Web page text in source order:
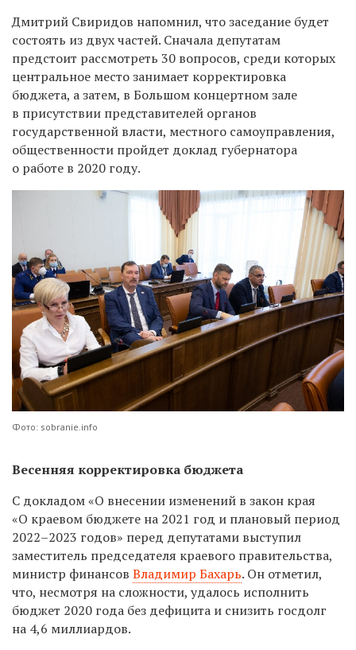
Дмитрий Свиридов напомнил, что заседание будет
состоять из двух частей. Сначала депутатам
предстоит рассмотреть 30 вопросов, среди которых
центральное место занимает корректировка
бюджета, а затем, в Большом концертном зале
в присутствии представителей органов
государственной власти, местного самоуправления,
общественности пройдет доклад губернатора
о работе в 2020 году.
Фото: sobranie.info
Весенняя корректировка бюджета
С докладом «О внесении изменений в закон края
«О краевом бюджете на 2021 год и плановый период
2022–2023 годов» перед депутатами выступил
заместитель председателя краевого правительства,
министр финансов Владимир Бахарь. Он отметил,
что, несмотря на сложности, удалось исполнить
бюджет 2020 года без дефицита и снизить госдолг
на 4,6 миллиардов.